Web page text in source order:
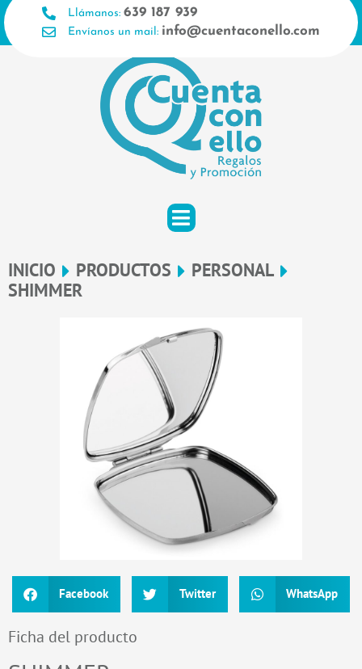
Ir
al
contenido
Llámanos: 639 187 939
Envíanos un mail: info@cuentaconello.com
INICIO PRODUCTOS
PERSONAL
SHIMMER
Facebook Twitter WhatsApp
Ficha del producto